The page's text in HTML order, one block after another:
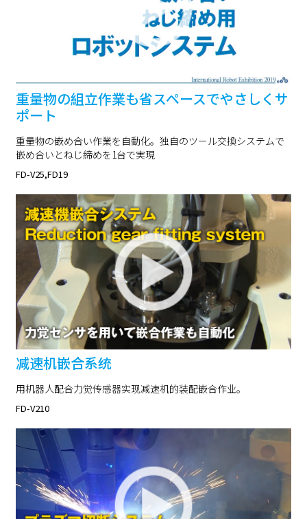
重量物の組立作業も省スペースでやさしくサ
ポート
重量物の嵌め合い作業を自動化。独自のツール交換システムで
嵌め合いとねじ締めを1台で実現
FD-V25,FD19
减速机嵌合系统
用机器人配合力觉传感器实现减速机的装配嵌合作业。
FD-V210